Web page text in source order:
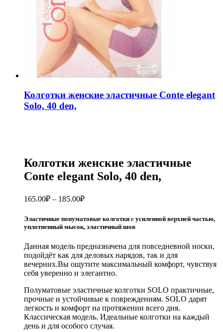
Колготки женские эластичные Conte elegant
Solo, 40 den,
Колготки женские эластичные
Conte elegant Solo, 40 den,
165.00₽ – 185.00₽
Эластичные попуматовые колготки с усиленной верхней частью,
уплотненный мысок, эластичный шов
Данная модель предназначена для повседневной носки,
подойдёт как для деловых нарядов, так и для
вечерних.Вы ощутите максимальный комфорт, чувствуя
себя уверенно и элегантно.
Полуматовые эластичные колготки SOLO практичные,
прочные и устойчивые к повреждениям. SOLO дарят
легкость и комфорт на протяжении всего дня.
Классическая модель. Идеальные колготки на каждый
день и для особого случая.